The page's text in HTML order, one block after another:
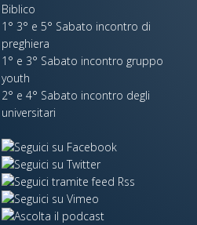
Biblico
1° 3° e 5° Sabato incontro di
preghiera
1° e 3° Sabato incontro gruppo
youth
2° e 4° Sabato incontro degli
universitari